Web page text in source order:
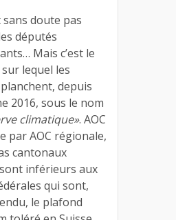
sans doute pas
députés
Mais c’est le
lequel les
depuis
2016, sous le nom
climatique». AOC
par AOC régionale,
cantonaux
inférieurs aux
qui sont,
le plafond